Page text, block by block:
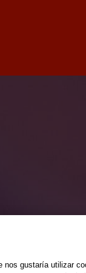
nos gustaría utilizar